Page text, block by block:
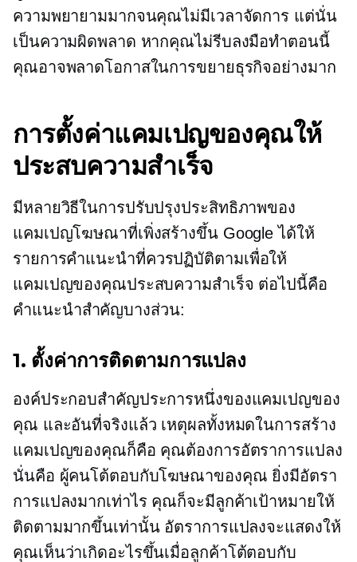
ความพยายามมากจนคุณไม่มีเวลาจัดการ แต่นั่น
เป็นความผิดพลาด หากคุณไม่รีบลงมือทำตอนนี้
คุณอาจพลาดโอกาสในการขยายธุรกิจอย่างมาก
การตั้งค่าแคมเปญของคุณให้
ประสบความสำเร็จ
มีหลายวิธีในการปรับปรุงประสิทธิภาพของ
แคมเปญโฆษณาที่เพิ่งสร้างขึ้น Google ได้ให้
รายการคำแนะนำที่ควรปฏิบัติตามเพื่อให้
แคมเปญของคุณประสบความสำเร็จ ต่อไปนี้คือ
คำแนะนำสำคัญบางส่วน:
1. ตั้งค่าการติดตามการแปลง
องค์ประกอบสำคัญประการหนึ่งของแคมเปญของ
คุณ และอันที่จริงแล้ว เหตุผลทั้งหมดในการสร้าง
แคมเปญของคุณก็คือ คุณต้องการอัตราการแปลง
นั่นคือ ผู้คนโต้ตอบกับโฆษณาของคุณ ยิ่งมีอัตรา
การแปลงมากเท่าไร คุณก็จะมีลูกค้าเป้าหมายให้
ติดตามมากขึ้นเท่านั้น อัตราการแปลงจะแสดงให้
คุณเห็นว่าเกิดอะไรขึ้นเมื่อลูกค้าโต้ตอบกับ